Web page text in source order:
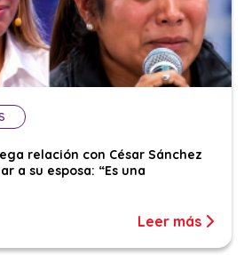
relación con César Sánchez
a su esposa: “Es una
Leer más